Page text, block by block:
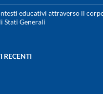
educativi attraverso il
Stati Generali
RECENTI